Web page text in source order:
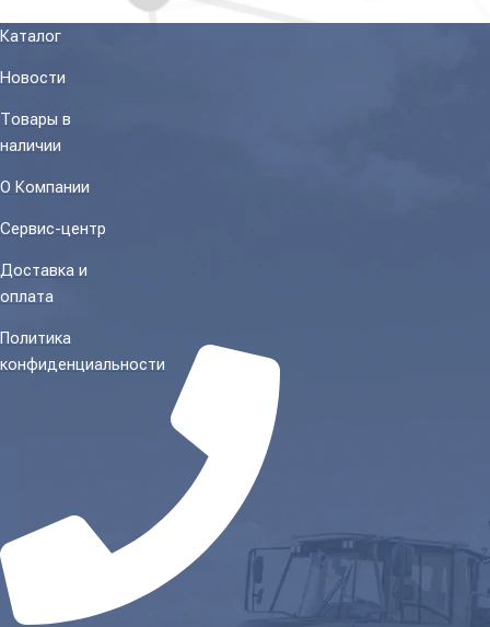
Каталог
Новости
Товары в
наличии
О Компании
Сервис-центр
Доставка и
оплата
Политика
конфиденциальности